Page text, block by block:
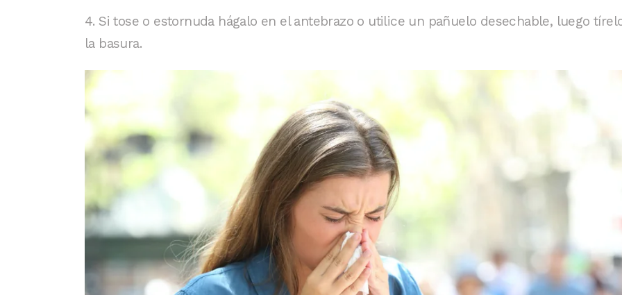
4. Si tose o estornuda hágalo en el antebrazo o utilice un pañuelo desechable, luego
la basura.